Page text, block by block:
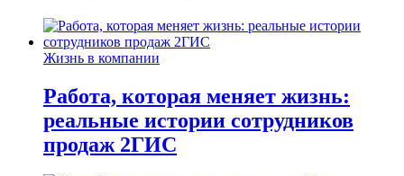
Жизнь в компании
Работа, которая меняет жизнь:
реальные истории сотрудников
продаж 2ГИС